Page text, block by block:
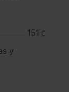
151 €
y